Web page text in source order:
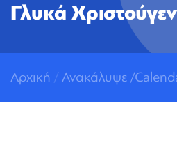
Γλυκά
Αρχική / Ανακάλυψε /